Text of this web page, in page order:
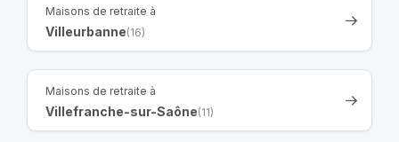
Maisons de retraite à
Villeurbanne(16)
Maisons de retraite à
Villefranche-sur-Saône(11)